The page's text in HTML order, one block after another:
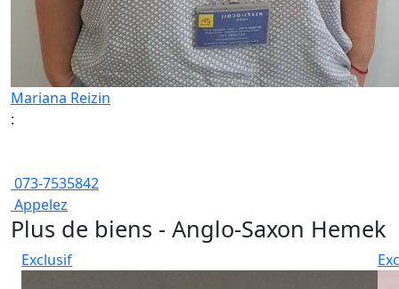
Mariana Reizin
:
073-7535842
Appelez
Plus de biens - Anglo-Saxon Hemek
Exclusif